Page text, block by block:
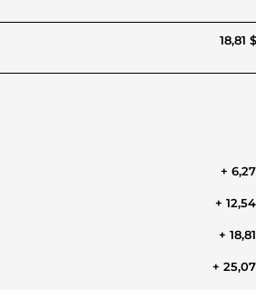
18,81
+
+
+
+